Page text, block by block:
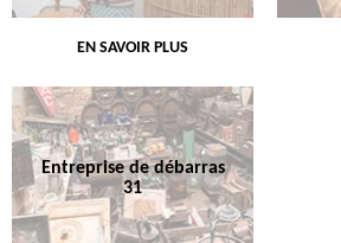
EN SAVOIR PLUS
Entreprise de débarras
31